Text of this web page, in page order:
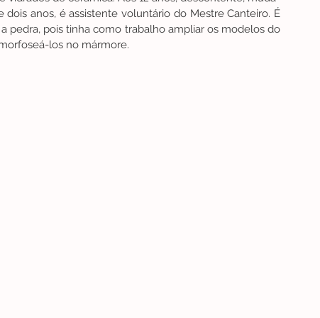
anos, é assistente voluntário do Mestre Canteiro. É
pedra, pois tinha como trabalho ampliar os modelos do
los no mármore.